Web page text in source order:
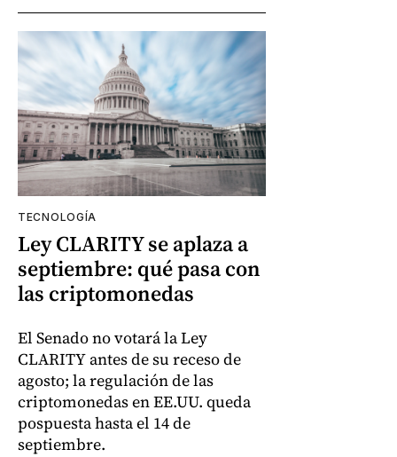
TECNOLOGÍA
Ley CLARITY se aplaza a
septiembre: qué pasa con
las criptomonedas
El Senado no votará la Ley
CLARITY antes de su receso de
agosto; la regulación de las
criptomonedas en EE.UU. queda
pospuesta hasta el 14 de
septiembre.